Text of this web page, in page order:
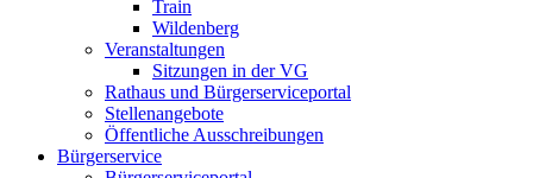
Train
Wildenberg
Veranstaltungen
Sitzungen in der VG
Rathaus und Bürgerserviceportal
Stellenangebote
Öffentliche Ausschreibungen
Bürgerservice